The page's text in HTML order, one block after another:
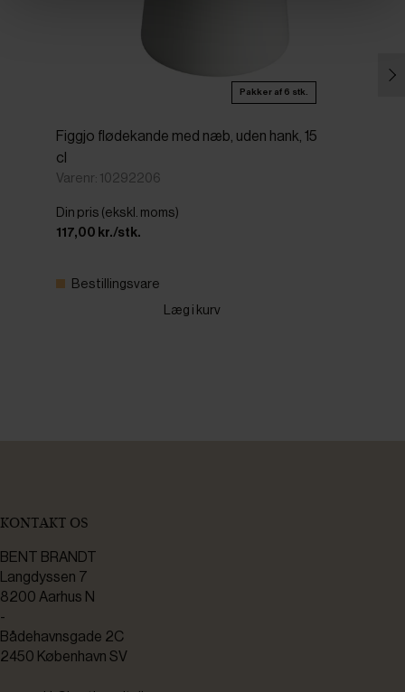
Pakker af 6 stk.
Figgjo flødekande med næb, uden hank, 15
cl
Varenr: 10292206
Din pris (ekskl. moms)
117,00 kr./stk.
Bestillingsvare
Læg i kurv
KONTAKT OS
BENT BRANDT
Langdyssen 7
8200 Aarhus N
-
Bådehavnsgade 2C
2450 København SV